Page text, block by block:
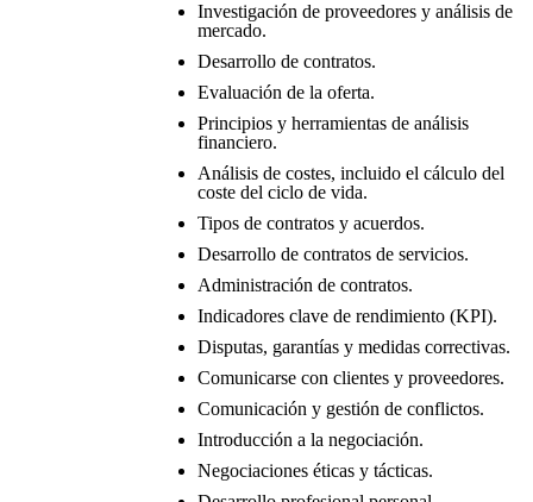
Investigación de proveedores y análisis de
mercado.
Desarrollo de contratos.
Evaluación de la oferta.
Principios y herramientas de análisis
financiero.
Análisis de costes, incluido el cálculo del
coste del ciclo de vida.
Tipos de contratos y acuerdos.
Desarrollo de contratos de servicios.
Administración de contratos.
Indicadores clave de rendimiento (KPI).
Disputas, garantías y medidas correctivas.
Comunicarse con clientes y proveedores.
Comunicación y gestión de conflictos.
Introducción a la negociación.
Negociaciones éticas y tácticas.